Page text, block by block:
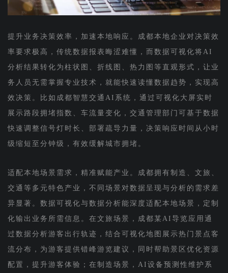
提升业务决策效率，加速本地响应。成都本地企业对决策效
率要求极高，传统数据报表晦涩难懂，而数据可视化将AI
分析结果转化为柱状图、折线图、热力图等直观形式，让业
务人员无需掌握专业技术，就能快速读懂数据趋势，实现高
效决策。比如成都智慧交通AI系统，通过可视化大屏实时
展示路段拥堵指数、车流量变化，交通管理部门可基于数据
快速调整信号灯时长、部署疏导力量，决策响应时间从小时
级缩短至分钟级，有效缓解城市拥堵。
适配本地场景需求，精准赋能产业。成都拥有制造、文旅、
交通等多元特色产业，不同场景对数据呈现与分析的需求差
异显著。数据可视化与数据分析能深度适配本地场景，定制
化输出业务所需信息。在文旅场景，成都某AI导览应用通
过数据分析游客出行轨迹，结合可视化地图展示热门景点客
流分布，为游客提供错峰游览建议，同时帮助景区优化资源
配置，提升游客体验；在制造场景，AI设备预测性维护系